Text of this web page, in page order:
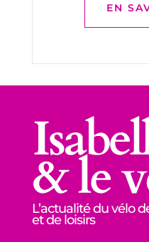
EN
L’actualité du vélo
et de loisirs